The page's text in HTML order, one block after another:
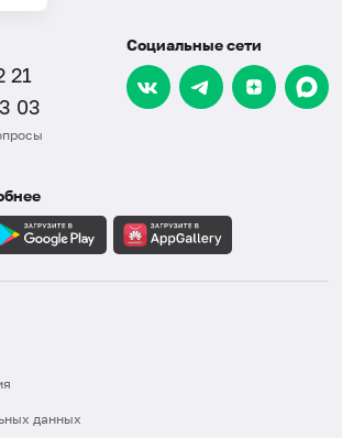
21
03
Социальные сети
данных